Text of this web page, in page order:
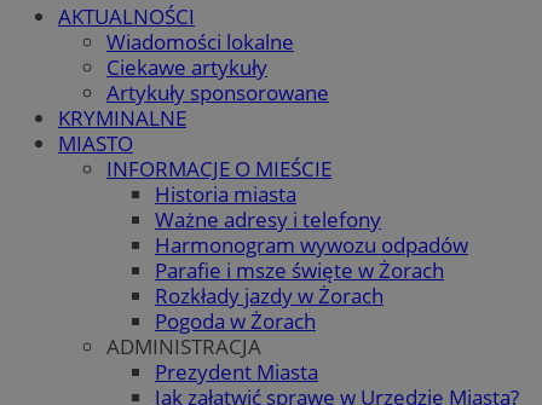
AKTUALNOŚCI
Wiadomości lokalne
Ciekawe artykuły
Artykuły sponsorowane
KRYMINALNE
MIASTO
INFORMACJE O MIEŚCIE
Historia miasta
Ważne adresy i telefony
Harmonogram wywozu odpadów
Parafie i msze święte w Żorach
Rozkłady jazdy w Żorach
Pogoda w Żorach
ADMINISTRACJA
Prezydent Miasta
Jak załatwić sprawę w Urzędzie Miasta?